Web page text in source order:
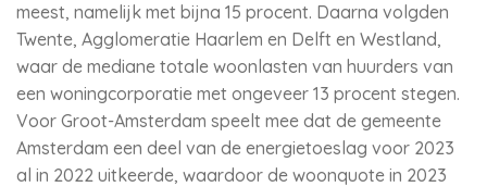
meest, namelijk met bijna 15 procent. Daarna volgden
Twente, Agglomeratie Haarlem en Delft en Westland,
waar de mediane totale woonlasten van huurders van
een woningcorporatie met ongeveer 13 procent stegen.
Voor Groot-Amsterdam speelt mee dat de gemeente
Amsterdam een deel van de energietoeslag voor 2023
al in 2022 uitkeerde, waardoor de woonquote in 2023